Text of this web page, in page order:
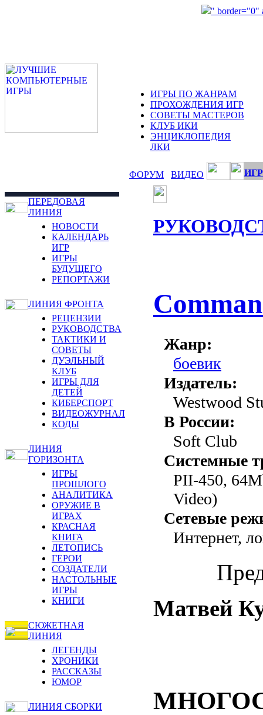
" border="0"
ИГРЫ ПО ЖАНРАМ
ПРОХОЖДЕНИЯ ИГР
СОВЕТЫ МАСТЕРОВ
КЛУБ ИКИ
ЭНЦИКЛОПЕДИЯ
ЛКИ
ФОРУМ ВИДЕО
ПЕРЕДОВАЯ
ЛИНИЯ
НОВОСТИ
КАЛЕНДАРЬ
ИГР
ИГРЫ
БУДУЩЕГО
РЕПОРТАЖИ
ЛИНИЯ ФРОНТА
РЕЦЕНЗИИ
РУКОВОДСТВА
ТАКТИКИ И
СОВЕТЫ
ДУЭЛЬНЫЙ
КЛУБ
ИГРЫ ДЛЯ
ДЕТЕЙ
КИБЕРСПОРТ
ВИДЕОЖУРНАЛ
КОДЫ
ЛИНИЯ
ГОРИЗОНТА
ИГРЫ
ПРОШЛОГО
АНАЛИТИКА
ОРУЖИЕ В
ИГРАХ
КРАСНАЯ
КНИГА
ЛЕТОПИСЬ
ГЕРОИ
СОЗДАТЕЛИ
НАСТОЛЬНЫЕ
ИГРЫ
КНИГИ
СЮЖЕТНАЯ
ЛИНИЯ
ЛЕГЕНДЫ
ХРОНИКИ
РАССКАЗЫ
ЮМОР
ЛИНИЯ СБОРКИ
Жанр:
боевик
Издатель:
Westwood
В России:
Soft Club
Системные
PII-450,
Video)
Сетевые
Интернет,
Матвей